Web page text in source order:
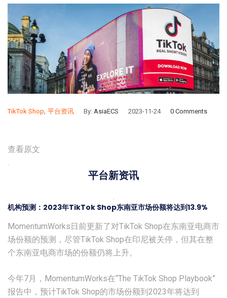
TikTok Shop, 平台资讯 By: AsiaECS 2023-11-24 0 Comments
查看原文
.
平台新资讯
.
机构预测：2023年TikTok Shop东南亚市场份额将达到13.9%
MomentumWorks日前更新了对TikTok Shop在东南亚电商市
场份额的预测，尽管TikTok Shop在印尼被关停，但其在整
个东南亚电商市场的份额仍将上升。
今年7月，MomentumWorks在“The TikTok Shop Playbook”
报告中，预计TikTok Shop的市场份额到2023年将达到